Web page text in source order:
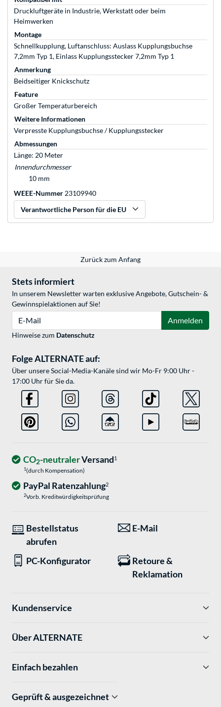
Druckluftgeräte in Industrie, Werkstatt oder beim
Heimwerken
Montage
Schnellkupplung, Luftanschluss: Auslass Kupplungsbuchse
7,2mm Typ 1, Einlass Kupplungsstecker 7,2mm Typ 1
Anmerkung
Beidseitiger Knickschutz
Feature
Großer Temperaturbereich
Weitere Informationen
Verpresste Kupplungsbuchse / Kupplungsstecker
Abmessungen
Länge: 20 Meter
Innendurchmesser
10 mm
WEEE-Nummer 23109940
Verantwortliche Person für die EU
Zurück zum Anfang
Stets informiert
In unserem Newsletter warten exklusive Angebote, Gutschein- &
Gewinnspielaktionen auf Sie!
Anmelden
Hinweise zum Datenschutz
Folge ALTERNATE auf:
Über unsere Social-Media-Kanäle sind wir Mo-Fr 9:00 Uhr -
17:00 Uhr für Sie da.
CO2-neutralerVersand1
1(durch Kompensation)
PayPal Ratenzahlung2
2Vorb. Kreditwürdigkeitsprüfung
Bestellstatus
abrufen
E-Mail
PC-Konfigurator
Retoure &
Reklamation
Kundenservice
Über ALTERNATE
Einfach bezahlen
Geprüft & ausgezeichnet